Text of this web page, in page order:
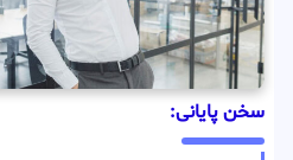
سخن پایانی: